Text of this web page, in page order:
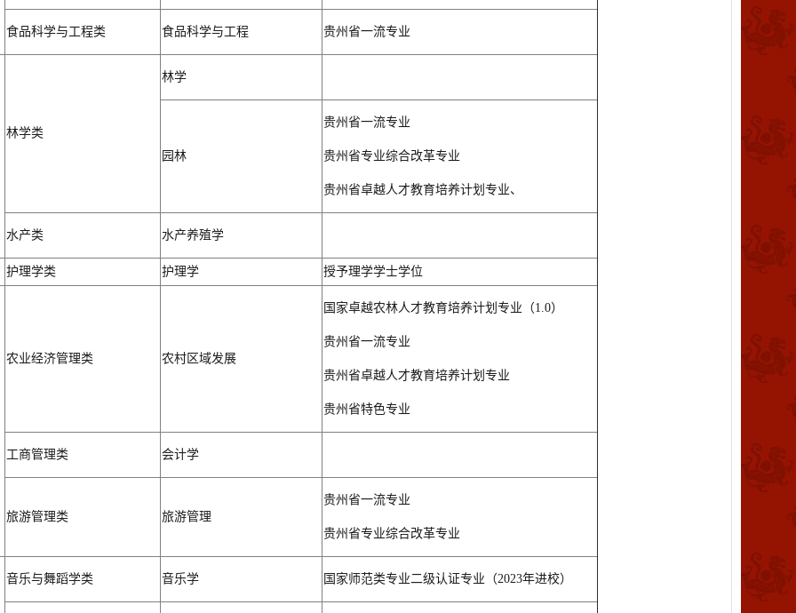
食品科学与工程类 食品科学与工程 贵州省一流专业
林学类
林学
园林
贵州省一流专业
贵州省专业综合改革专业
贵州省卓越人才教育培养计划专业、
水产类 水产养殖学
护理学类 护理学 授予理学学士学位
农业经济管理类 农村区域发展
国家卓越农林人才教育培养计划专业（1.0）
贵州省一流专业
贵州省卓越人才教育培养计划专业
贵州省特色专业
工商管理类 会计学
旅游管理类 旅游管理
贵州省一流专业
贵州省专业综合改革专业
音乐与舞蹈学类 音乐学 国家师范类专业二级认证专业（2023年进校）